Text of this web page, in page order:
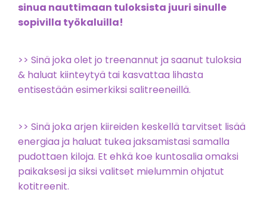
sinua nauttimaan tuloksista juuri sinulle
sopivilla työkaluilla!
>> Sinä joka olet jo treenannut ja saanut tuloksia
& haluat kiinteytyä tai kasvattaa lihasta
entisestään esimerkiksi salitreeneillä.
>> Sinä joka arjen kiireiden keskellä tarvitset lisää
energiaa ja haluat tukea jaksamistasi samalla
pudottaen kiloja. Et ehkä koe kuntosalia omaksi
paikaksesi ja siksi valitset mielummin ohjatut
kotitreenit.